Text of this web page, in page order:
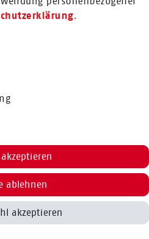
.
ablehnen
akzeptieren